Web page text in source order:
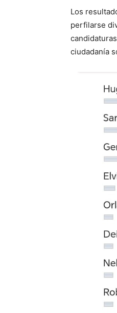
Los
perfilarse
ciudadanía